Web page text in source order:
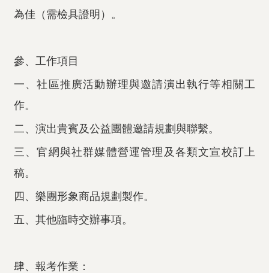
為佳（需檢具證明）。
參、工作項目
一、社區推廣活動辦理與邀請演出執行等相關工
作。
二、演出貴賓及公益團體邀請規劃與聯繫。
三、官網與社群媒體營運管理及各類文宣校訂上
稿。
四、樂團形象商品規劃製作。
五、其他臨時交辦事項。
肆、報考作業：